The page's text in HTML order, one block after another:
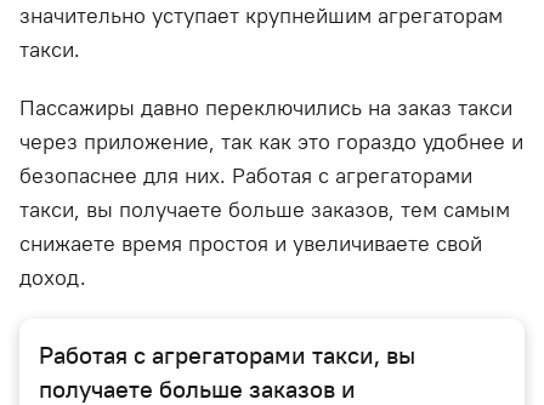
значительно уступает крупнейшим агрегаторам
такси.
Пассажиры давно переключились на заказ такси
через приложение, так как это гораздо удобнее и
безопаснее для них. Работая с агрегаторами
такси, вы получаете больше заказов, тем самым
снижаете время простоя и увеличиваете свой
доход.
Работая с агрегаторами такси, вы
получаете больше заказов и